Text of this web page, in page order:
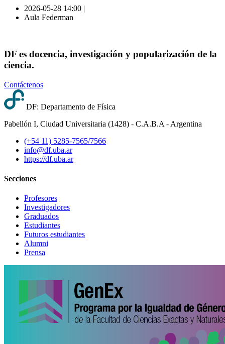
2026-05-28 14:00 |
Aula Federman
DF es docencia, investigación y popularización de la
ciencia.
Contáctenos
DF: Departamento de Física
Pabellón I, Ciudad Universitaria (1428) - C.A.B.A - Argentina
(+54 11) 5285-7565/7566
info@df.uba.ar
https://df.uba.ar
Secciones
Profesores
Investigadores
Graduados
Estudiantes
Futuros estudiantes
Alumni
Prensa